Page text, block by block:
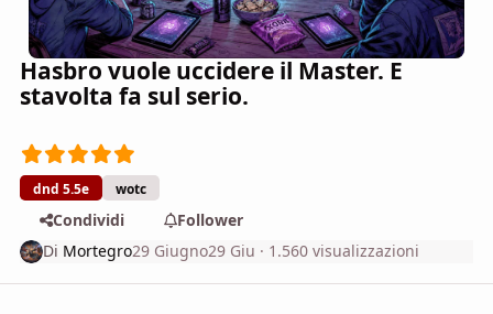
Hasbro vuole uccidere il Master. E
stavolta fa sul serio.
dnd 5.5e wotc
Condividi
Follower
Di Mortegro29 Giugno29 Giu · 1.560 visualizzazioni